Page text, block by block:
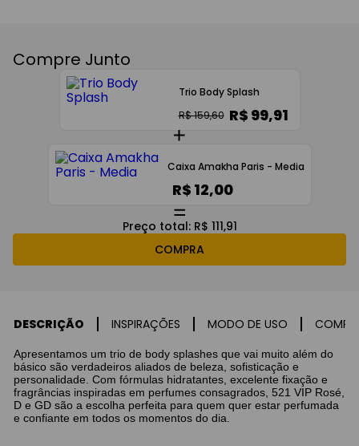
Compre Junto
Trio Body Splash
R$ 159,60 R$ 99,91
Caixa Amakha Paris - Media
R$ 12,00
Preço total: R$ 111,91
COMPRA
DESCRIÇÃO INSPIRAÇÕES MODO DE USO
Apresentamos um trio de body splashes que vai muito além do
básico são verdadeiros aliados de beleza, sofisticação e
personalidade. Com fórmulas hidratantes, excelente fixação e
fragrâncias inspiradas em perfumes consagrados, 521 VIP Rosé,
D e GD são a escolha perfeita para quem quer estar perfumada
e confiante em todos os momentos do dia.